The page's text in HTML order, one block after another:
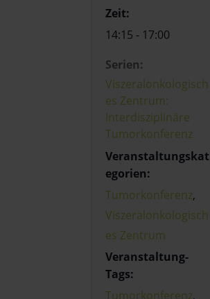
Zeit:
14:15 - 17:00
Serien:
Viszeralonkologisch
es Zentrum:
Interdisziplinäre
Tumorkonferenz
Veranstaltungskat
egorien:
Tumorkonferenz,
Viszeralonkologisch
es Zentrum
Veranstaltung-
Tags:
Tumorkonferenz,